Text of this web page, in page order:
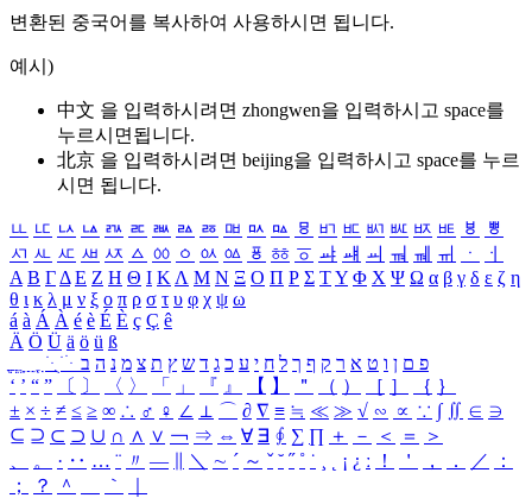
변환된 중국어를 복사하여 사용하시면 됩니다.
예시)
中文 을 입력하시려면 zhongwen을 입력하시고 space를
누르시면됩니다.
北京 을 입력하시려면 beijing을 입력하시고 space를 누르
시면 됩니다.
ㅥ ㅦ ㅧ ㅨ ㅩ ㅪ ㅫ ㅬ ㅭ ㅮ ㅯ ㅰ ㅱ ㅲ ㅳ ㅴ ㅵ ㅶ ㅷ ㅸ
ㅹ
ㅺ ㅻ ㅼ ㅽ ㅾ ㅿ ㆀ ㆁ ㆂ ㆃ ㆄ ㆅ ㆆ ㆇ ㆈ ㆉ ㆊ ㆋ ㆌ ㆍ
ㆎ
Α Β ΓΔ Ε Ζ Η Θ Ι ΚΛ Μ Ν Ξ Ο Π Ρ Σ ΤΥ Φ Χ Ψ Ω α β γ δ ε ζ η
θ ι κ λ μ ν ξ ο π ρ σ τ υ φ χ ψ ω
á à Á À é è É È ç Ç ê
Ä Ö Ü ä ö ü ß
ִֶֹ ֻּ ׁׂ פ ם ן ו ט א ר ק ף ך ל ח י ע כ ג ד ש ץ ת צ מ נ ה ב
‘ ’ “ ” 〔 〕 〈 〉 「 」 『 』 【 】 ＂ （ ） ［ ］ ｛ ｝
± × ÷ ≠ ≤ ≥ ∞ ∴ ♂ ♀ ∠ ⊥ ⌒ ∂ ∇ ≡ ≒ ≪ ≫ √ ∽ ∝ ∵ ∫ ∬ ∈ ∋
⊆ ⊇ ⊂ ⊃ ∪ ∩ ∧ ∨ ￢ ⇒ ⇔ ∀ ∃ ∮ ∑ ∏ ＋ － ＜ ＝
＞
、
。 · ‥ … ¨ 〃 ― ＼ ∼ ´ ～ ˇ ˘ ˝ ˚ ˙ ¸ ¡ ¿ ː ！ ＇ ， ． ／
：
；
？ ＾ ｀